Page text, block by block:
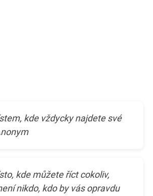
kde vždycky najdete své
kde můžete říct cokoliv,
nikdo, kdo by vás opravdu